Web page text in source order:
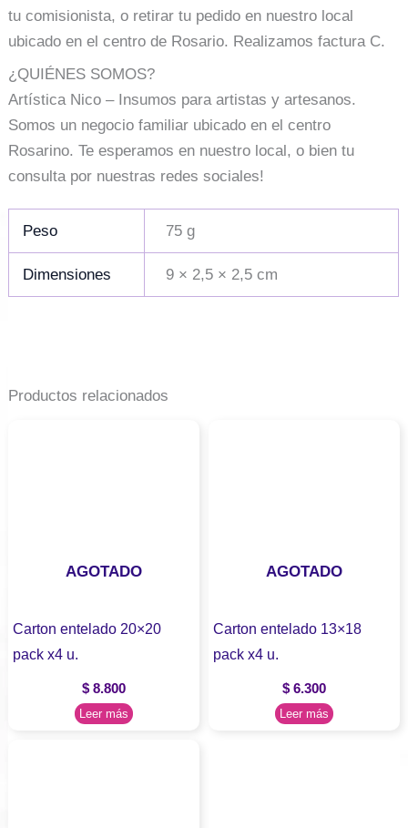
tu comisionista, o retirar tu pedido en nuestro local
ubicado en el centro de Rosario. Realizamos factura C.
¿QUIÉNES SOMOS?
Artística Nico – Insumos para artistas y artesanos.
Somos un negocio familiar ubicado en el centro
Rosarino. Te esperamos en nuestro local, o bien tu
consulta por nuestras redes sociales!
Peso 75 g
Dimensiones 9 × 2,5 × 2,5 cm
Productos relacionados
AGOTADO
Carton entelado 20×20
pack x4 u.
$ 8.800
Leer más
AGOTADO
Carton entelado 13×18
pack x4 u.
$6.300
Leer más